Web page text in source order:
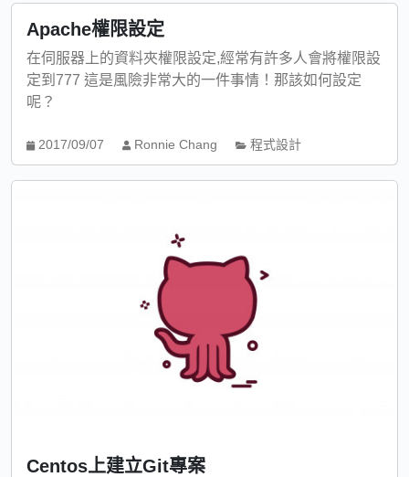
Apache權限設定
在伺服器上的資料夾權限設定,經常有許多人會將權限設
定到777 這是風險非常大的一件事情！那該如何設定
呢？
2017/09/07 Ronnie Chang 程式設計
Centos上建立Git專案